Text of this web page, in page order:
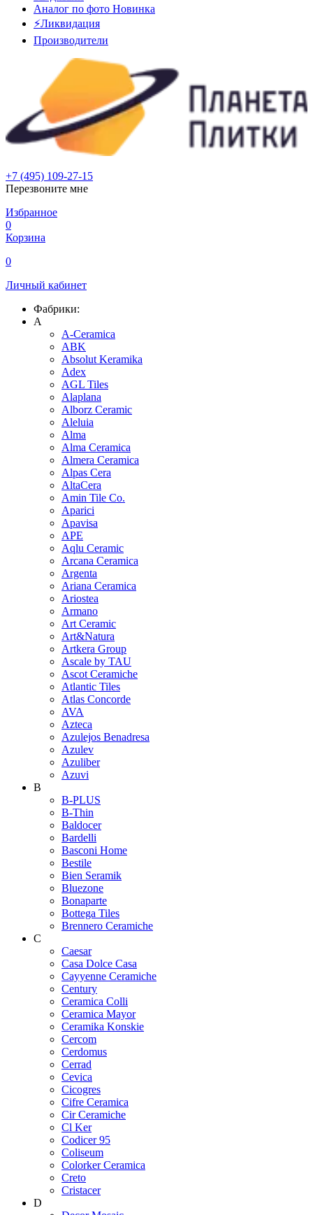
Аналог по фото Новинка
⚡Ликвидация
Производители
+7 (495) 109-27-15
Перезвоните мне
Избранное
0
Корзина
0
Личный кабинет
Фабрики:
A
A-Ceramica
ABK
Absolut Keramika
Adex
AGL Tiles
Alaplana
Alborz Ceramic
Aleluia
Alma
Alma Ceramica
Almera Ceramica
Alpas Cera
AltaCera
Amin Tile Co.
Aparici
Apavisa
APE
Aqlu Ceramic
Arcana Ceramica
Argenta
Ariana Ceramica
Ariostea
Armano
Art Ceramic
Art&Natura
Artkera Group
Ascale by TAU
Ascot Ceramiche
Atlantic Tiles
Atlas Concorde
AVA
Azteca
Azulejos Benadresa
Azulev
Azuliber
Azuvi
B
B-PLUS
B-Thin
Baldocer
Bardelli
Basconi Home
Bestile
Bien Seramik
Bluezone
Bonaparte
Bottega Tiles
Brennero Ceramiche
C
Caesar
Casa Dolce Casa
Cayyenne Ceramiche
Century
Ceramica Colli
Ceramica Mayor
Ceramika Konskie
Cercom
Cerdomus
Cerrad
Cevica
Cicogres
Cifre Ceramica
Cir Ceramiche
Cl Ker
Codicer 95
Coliseum
Colorker Ceramica
Creto
Cristacer
D